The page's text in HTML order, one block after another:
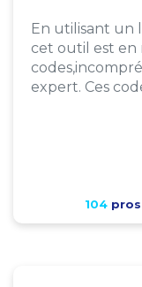
En utilisant un
cet outil est en
expert. Ces
104pros